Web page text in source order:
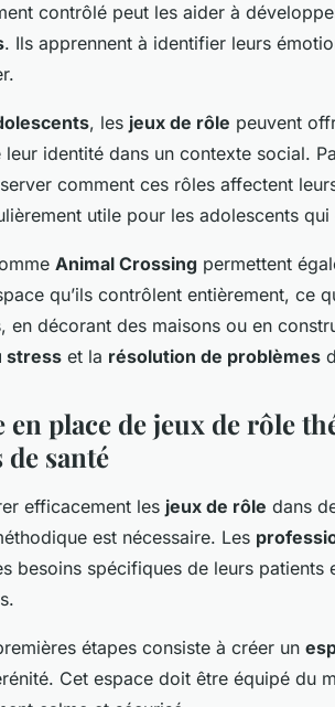
contrôlé peut les aider à
. Ils apprennent à identifier leurs
, les jeux de rôle peuvent
leur identité dans un contexte social.
comment ces rôles affectent
utile pour les adolescents qui
Animal Crossing permettent
qu’ils contrôlent entièrement, ce
en décorant des maisons ou en
stress et la résolution de problèmes
en place de jeux de rôle
de santé
efficacement les jeux de rôle dans
est nécessaire. Les
besoins spécifiques de leurs
étapes consiste à créer un
Cet espace doit être équipé du